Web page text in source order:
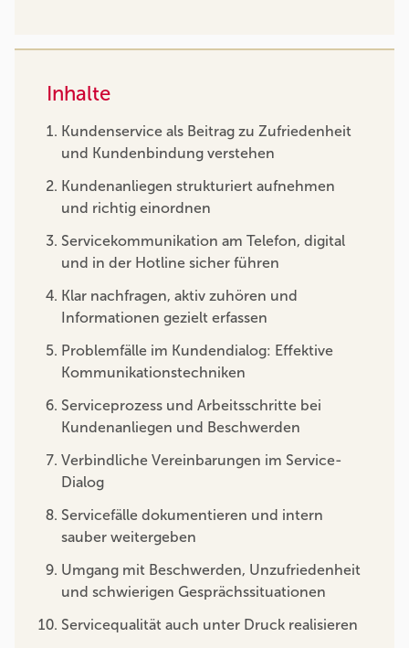
Inhalte
Kundenservice als Beitrag zu Zufriedenheit
und Kundenbindung verstehen
Kundenanliegen strukturiert aufnehmen
und richtig einordnen
Servicekommunikation am Telefon, digital
und in der Hotline sicher führen
Klar nachfragen, aktiv zuhören und
Informationen gezielt erfassen
Problemfälle im Kundendialog: Effektive
Kommunikationstechniken
Serviceprozess und Arbeitsschritte bei
Kundenanliegen und Beschwerden
Verbindliche Vereinbarungen im Service-
Dialog
Servicefälle dokumentieren und intern
sauber weitergeben
Umgang mit Beschwerden, Unzufriedenheit
und schwierigen Gesprächssituationen
Servicequalität auch unter Druck realisieren